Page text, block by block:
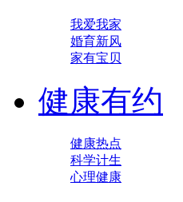
我爱我家
婚育新风
家有宝贝
健康有约
健康热点
科学计生
心理健康